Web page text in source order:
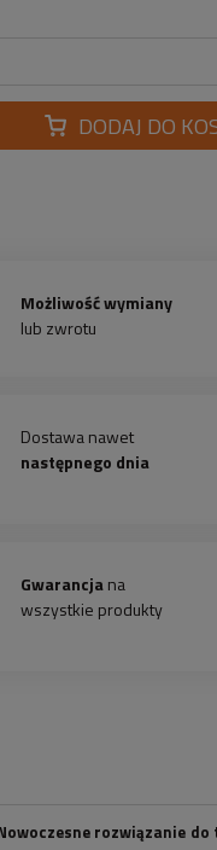
DODAJ DO
Możliwość wymiany
lub zwrotu
Dostawa nawet
następnego dnia
Gwarancjana
wszystkie produkty
rozwiązanie